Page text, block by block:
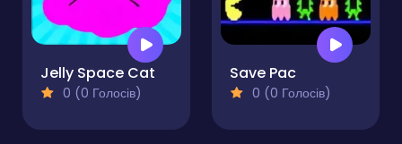
Jelly Space Cat
0 (0 Голосів)
Save Pac
0 (0 Голосів)